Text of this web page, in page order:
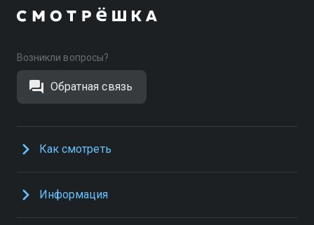
Возникли вопросы?
Обратная связь
Как смотреть
Информация